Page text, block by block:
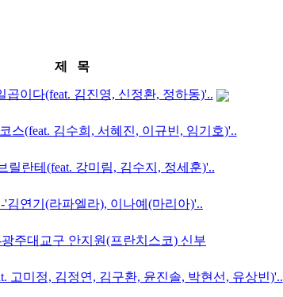
제 목
곱이다(feat. 김진영, 신정환, 정하동)'..
스(feat. 김수희, 서혜진, 이규빈, 임기호)'..
릴란테(feat. 강미림, 김수지, 정세훈)'..
'김연기(라파엘라), 이나예(마리아)'..
주대교구 안지원(프란치스코) 신부
고미정, 김정연, 김구환, 윤진솔, 박현선, 유상빈)'..